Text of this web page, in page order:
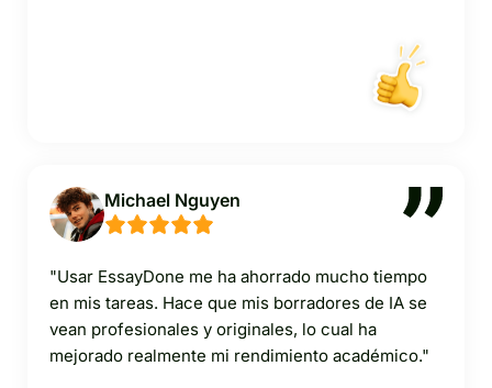
Michael Nguyen
"Usar EssayDone me ha ahorrado mucho tiempo
en mis tareas. Hace que mis borradores de IA se
vean profesionales y originales, lo cual ha
mejorado realmente mi rendimiento académico."